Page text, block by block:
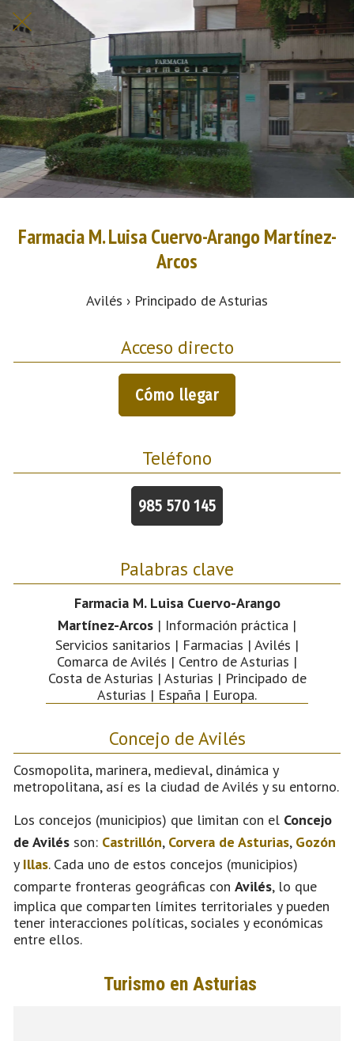
Farmacia M. Luisa Cuervo-Arango Martínez-
Arcos
Avilés › Principado de Asturias
Acceso directo
Cómo llegar
Teléfono
985 570 145
Palabras clave
Farmacia M. Luisa Cuervo-Arango
Martínez-Arcos | Información práctica |
Servicios sanitarios | Farmacias | Avilés |
Comarca de Avilés | Centro de Asturias |
Costa de Asturias | Asturias | Principado de
Asturias | España | Europa.
Concejo de Avilés
Cosmopolita, marinera, medieval, dinámica y
metropolitana, así es la ciudad de Avilés y su entorno.
Los concejos (municipios) que limitan con el Concejo
de Avilés son: Castrillón, Corvera de Asturias, Gozón
y Illas. Cada uno de estos concejos (municipios)
comparte fronteras geográficas con Avilés, lo que
implica que comparten límites territoriales y pueden
tener interacciones políticas, sociales y económicas
entre ellos.